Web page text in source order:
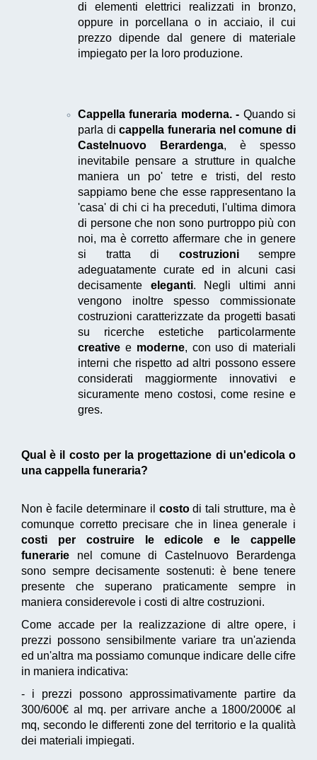
di elementi elettrici realizzati in bronzo,
oppure in porcellana o in acciaio, il cui
prezzo dipende dal genere di materiale
impiegato per la loro produzione.
Cappella funeraria moderna. - Quando si
parla dicappella funeraria nel comune di
Castelnuovo Berardenga, è spesso
inevitabile pensare a strutture in qualche
maniera un po' tetre e tristi, del resto
sappiamo bene che esse rappresentano la
'casa' di chi ci ha preceduti, l'ultima dimora
di persone che non sono purtroppo più con
noi, ma è corretto affermare che in genere
si tratta di costruzionisempre
adeguatamente curate ed in alcuni casi
decisamente eleganti. Negli ultimi anni
vengono inoltre spesso commissionate
costruzioni caratterizzate da progetti basati
su ricerche estetiche particolarmente
creative e moderne, con uso di materiali
interni che rispetto ad altri possono essere
considerati maggiormente innovativi e
sicuramente meno costosi, come resine e
gres.
Qual è il costo per la progettazione di un'edicola o
una cappella funeraria?
Non è facile determinare il costodi tali strutture, ma è
comunque corretto precisare che in linea generale i
costi per costruire le edicole e le cappelle
funerarie nel comune di Castelnuovo Berardenga
sono sempre decisamente sostenuti: è bene tenere
presente che superano praticamente sempre in
maniera considerevole i costi di altre costruzioni.
Come accade per la realizzazione di altre opere, i
prezzi possono sensibilmente variare tra un'azienda
ed un'altra ma possiamo comunque indicare delle cifre
in maniera indicativa:
- i prezzi possono approssimativamente partire da
300/600€ al mq. per arrivare anche a 1800/2000€ al
mq, secondo le differenti zone del territorio e la qualità
dei materiali impiegati.